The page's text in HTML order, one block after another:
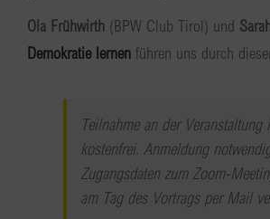
Ola Frühwirth (BPW Club Tirol) und
Demokratie lernen führen uns durch
Teilnahme an der Veranstaltung
kostenfrei. Anmeldung
Zugangsdaten zum Zoom-
am Tag des Vortrags per Mail